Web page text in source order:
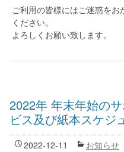
ご利用の皆様にはご迷惑を
ください。
よろしくお願い致します。
2022年 年末年始の
ビス及び紙本スケジ
2022-12-11
お知らせ